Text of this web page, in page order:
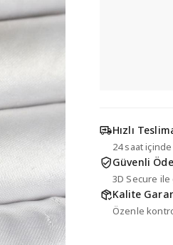
Hızlı
24 saat
Güvenli
3D Secure
Kalite
Özenle